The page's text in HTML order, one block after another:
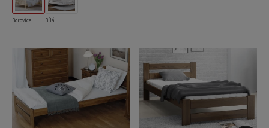
Borovice Bílá